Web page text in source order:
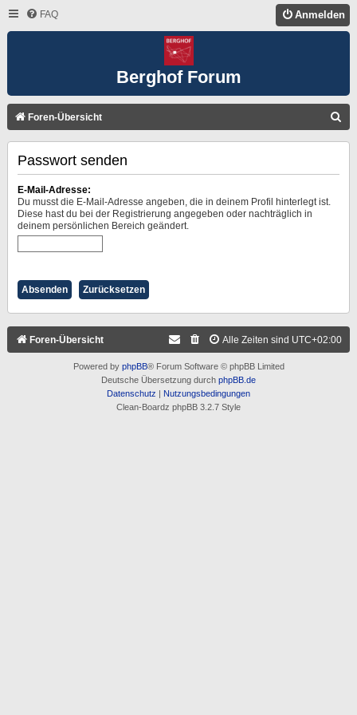
FAQ Anmelden
Berghof Forum
Foren-Übersicht
Passwort senden
E-Mail-Adresse:
Du musst die E-Mail-Adresse angeben, die in deinem Profil hinterlegt ist.
Diese hast du bei der Registrierung angegeben oder nachträglich in
deinem persönlichen Bereich geändert.
Foren-Übersicht Alle Zeiten sind UTC+02:00
Powered by phpBB® Forum Software © phpBB Limited
Deutsche Übersetzung durch phpBB.de
Datenschutz
Nutzungsbedingungen
Clean-Boardz phpBB 3.2.7 Style